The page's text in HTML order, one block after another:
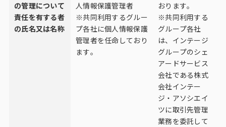
の管理について
責任を有する者
の氏名又は名称
人情報保護管理者
※共同利用するグルー
プ各社に個人情報保護
管理者を任命しており
ます。
おります。
※共同利用する
グループ各社
は、インテージ
グループのシェ
アードサービス
会社である株式
会社インテー
ジ・アソシエイ
ツに取引先管理
業務を委託して